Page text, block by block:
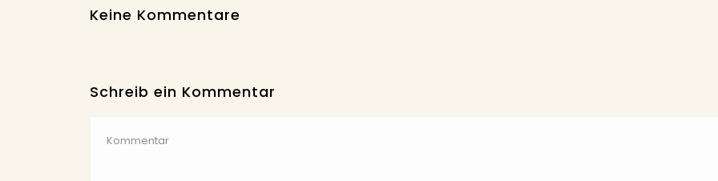
Keine Kommentare
Schreib ein Kommentar